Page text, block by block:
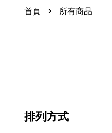
首頁 › 所有商品
排列方式